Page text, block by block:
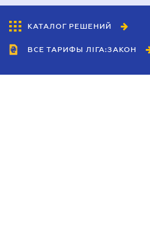
КАТАЛОГ РЕШЕНИЙ
ВСЕ ТАРИФЫ ЛІГА:ЗАКОН